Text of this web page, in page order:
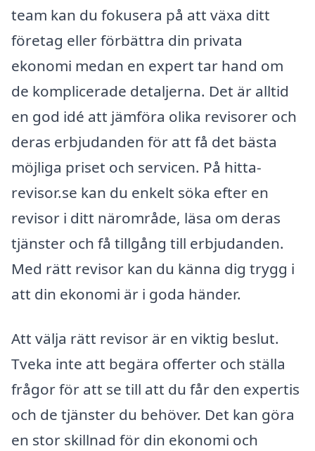
team kan du fokusera på att växa ditt
företag eller förbättra din privata
ekonomi medan en expert tar hand om
de komplicerade detaljerna. Det är alltid
en god idé att jämföra olika revisorer och
deras erbjudanden för att få det bästa
möjliga priset och servicen. På hitta-
revisor.se kan du enkelt söka efter en
revisor i ditt närområde, läsa om deras
tjänster och få tillgång till erbjudanden.
Med rätt revisor kan du känna dig trygg i
att din ekonomi är i goda händer.
Att välja rätt revisor är en viktig beslut.
Tveka inte att begära offerter och ställa
frågor för att se till att du får den expertis
och de tjänster du behöver. Det kan göra
en stor skillnad för din ekonomi och